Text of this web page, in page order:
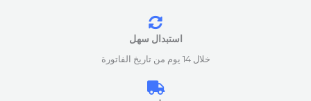
استبدال سهل
خلال 14 يوم من تاريخ الفاتورة